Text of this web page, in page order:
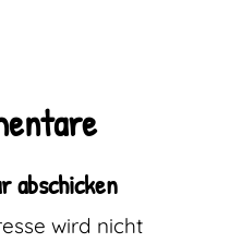
abschicken
wird nicht